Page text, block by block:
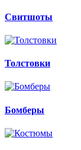
Свитшоты
Толстовки
Бомберы